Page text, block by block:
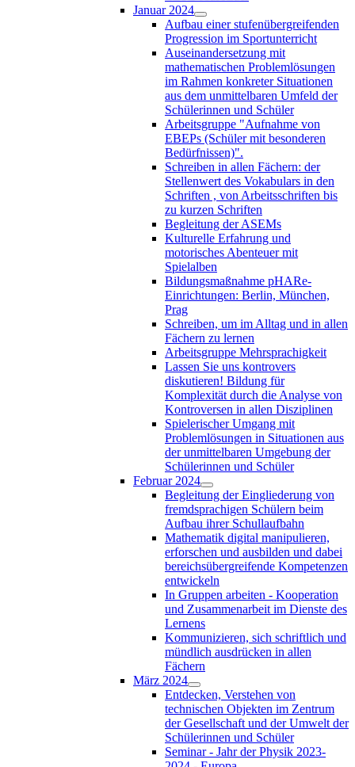
Januar 2024
Aufbau einer stufenübergreifenden
Progression im Sportunterricht
Auseinandersetzung mit
mathematischen Problemlösungen
im Rahmen konkreter Situationen
aus dem unmittelbaren Umfeld der
Schülerinnen und Schüler
Arbeitsgruppe "Aufnahme von
EBEPs (Schüler mit besonderen
Bedürfnissen)".
Schreiben in allen Fächern: der
Stellenwert des Vokabulars in den
Schriften , von Arbeitsschriften bis
zu kurzen Schriften
Begleitung der ASEMs
Kulturelle Erfahrung und
motorisches Abenteuer mit
Spielalben
Bildungsmaßnahme pHARe-
Einrichtungen: Berlin, München,
Prag
Schreiben, um im Alltag und in allen
Fächern zu lernen
Arbeitsgruppe Mehrsprachigkeit
Lassen Sie uns kontrovers
diskutieren! Bildung für
Komplexität durch die Analyse von
Kontroversen in allen Disziplinen
Spielerischer Umgang mit
Problemlösungen in Situationen aus
der unmittelbaren Umgebung der
Schülerinnen und Schüler
Februar 2024
Begleitung der Eingliederung von
fremdsprachigen Schülern beim
Aufbau ihrer Schullaufbahn
Mathematik digital manipulieren,
erforschen und ausbilden und dabei
bereichsübergreifende Kompetenzen
entwickeln
In Gruppen arbeiten - Kooperation
und Zusammenarbeit im Dienste des
Lernens
Kommunizieren, sich schriftlich und
mündlich ausdrücken in allen
Fächern
März 2024
Entdecken, Verstehen von
technischen Objekten im Zentrum
der Gesellschaft und der Umwelt der
Schülerinnen und Schüler
Seminar - Jahr der Physik 2023-